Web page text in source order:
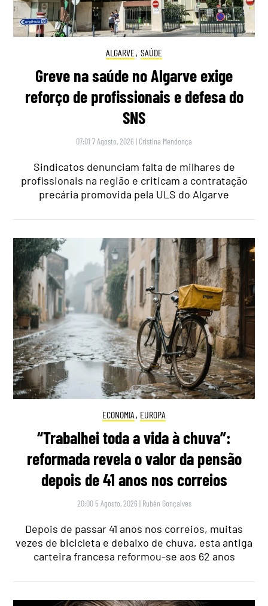
ALGARVE, SAÚDE
Greve na saúde no Algarve exige
reforço de profissionais e defesa do
SNS
07:01 7 Agosto, 2026 | Cristina Mendonça
Sindicatos denunciam falta de milhares de
profissionais na região e criticam a contratação
precária promovida pela ULS do Algarve
ECONOMIA , EUROPA
“Trabalhei toda a vida à chuva”:
reformada revela o valor da pensão
depois de 41 anos nos correios
20:00 5 Agosto, 2026 | Rubén Gonçalves
Depois de passar 41 anos nos correios, muitas
vezes de bicicleta e debaixo de chuva, esta antiga
carteira francesa reformou-se aos 62 anos